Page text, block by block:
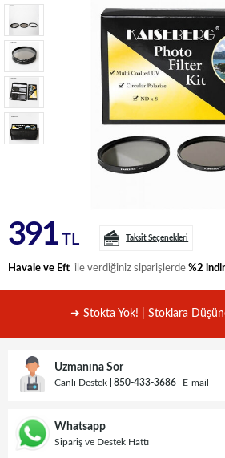
391 TL Taksit Seçenekleri
Havale ve Eft ile verdiğiniz siparişlerde %2
➜ Stokta Yok! | Stoklara
Uzmanına Sor
Canlı Destek 850-433-3686 E-mail
Whatsapp
Sipariş ve Destek Hattı